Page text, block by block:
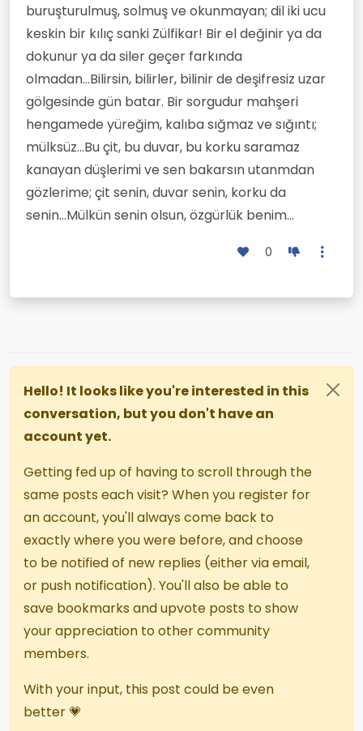
buruşturulmuş, solmuş ve okunmayan; dil iki ucu
keskin bir kılıç sanki Zülfikar! Bir el değinir ya da
dokunur ya da siler geçer farkında
olmadan...Bilirsin, bilirler, bilinir de deşifresiz uzar
gölgesinde gün batar. Bir sorgudur mahşeri
hengamede yüreğim, kalıba sığmaz ve sığıntı;
mülksüz...Bu çit, bu duvar, bu korku saramaz
kanayan düşlerimi ve sen bakarsın utanmdan
gözlerime; çit senin, duvar senin, korku da
senin...Mülkün senin olsun, özgürlük benim...
0
Hello! It looks like you're interested in this
conversation, but you don't have an
account yet.
Getting fed up of having to scroll through the
same posts each visit? When you register for
an account, you'll always come back to
exactly where you were before, and choose
to be notified of new replies (either via email,
or push notification). You'll also be able to
save bookmarks and upvote posts to show
your appreciation to other community
members.
With your input, this post could be even
better 💗